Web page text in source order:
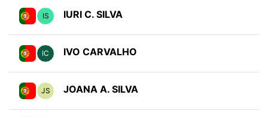
IS IURI C. SILVA
IC IVO CARVALHO
JS JOANA A. SILVA